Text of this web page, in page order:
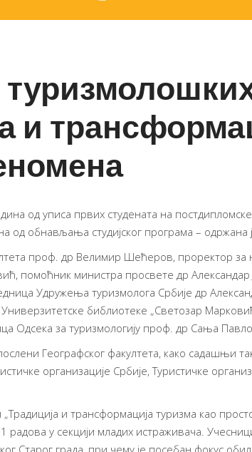
и
од уписа првих студената на
од обнављања студијског програма – одржана
проф. др Велимир Шећеров, проректор
помоћник министра просвете др
Удружења туризмолога Србије др
библиотеке „Светозар
Одсека за туризмологију проф. др Сања
Географског факултета, како садашњи
организације Србије, Туристичке
и трансформација туризма као
у секцији младих истраживача.
Старог града, при чему је посебан фокус